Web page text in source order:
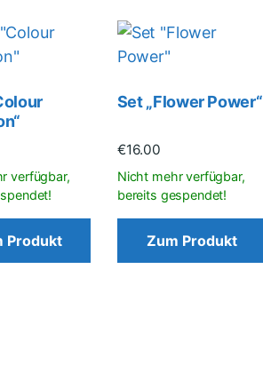
Produkt
Set „Flower Power“
€16.00
Zum Produkt